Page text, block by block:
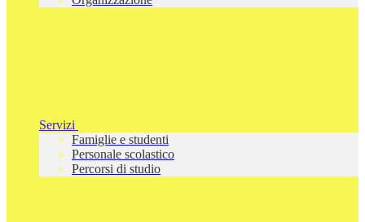
Servizi
Famiglie e studenti
Personale scolastico
Percorsi di studio